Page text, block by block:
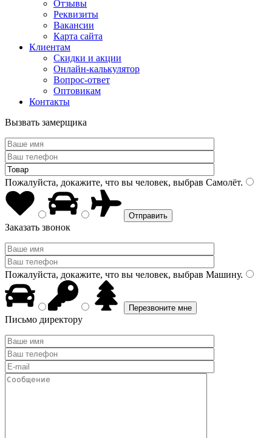
Отзывы
Реквизиты
Вакансии
Карта сайта
Клиентам
Скидки и акции
Онлайн-калькулятор
Вопрос-ответ
Оптовикам
Контакты
Вызвать замерщика
Пожалуйста, докажите, что вы человек, выбрав Самолёт.
Заказать звонок
Пожалуйста, докажите, что вы человек, выбрав Машину.
Письмо директору